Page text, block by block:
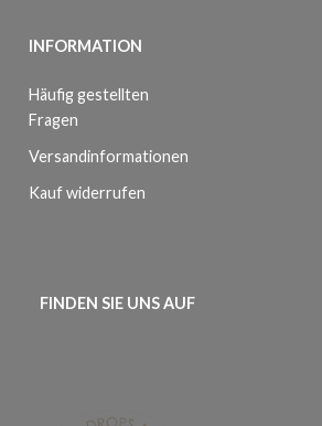
INFORMATION
Häufig gestellten
Fragen
Versandinformationen
Kauf widerrufen
FINDEN SIE UNS AUF